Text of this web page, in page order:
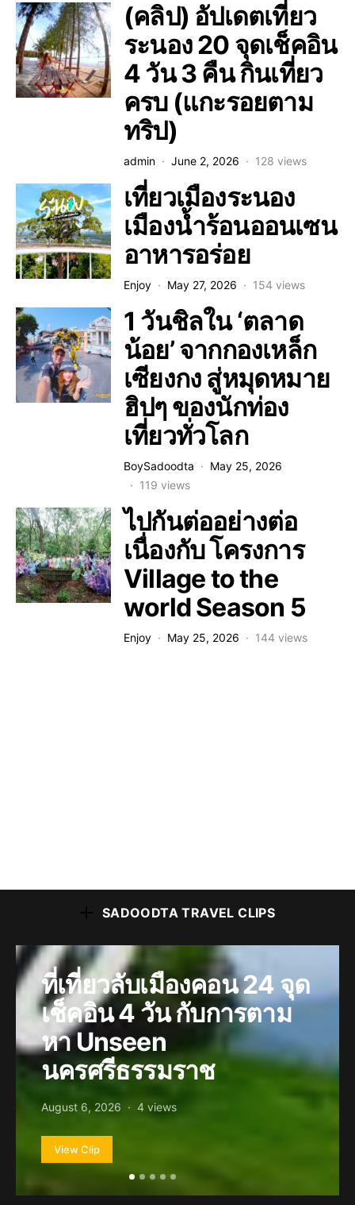
(คลิป) อัปเดตเที่ยว
ระนอง 20 จุดเช็คอิน
4 วัน 3 คืน กินเที่ยว
ครบ (แกะรอยตาม
ทริป)
admin June 2, 2026 128 views
เที่ยวเมืองระนอง
เมืองน้ำร้อนออนเซน
อาหารอร่อย
Enjoy May 27, 2026 154 views
1 วันชิลใน ‘ตลาด
น้อย’ จากกองเหล็ก
เซียงกง สู่หมุดหมาย
ฮิปๆ ของนักท่อง
เที่ยวทั่วโลก
BoySadoodta
May 25, 2026
119 views
ไปกันต่ออย่างต่อ
เนื่องกับ โครงการ
Village to the
world Season 5
Enjoy May 25, 2026 144 views
SADOODTA TRAVEL CLIPS
ที่เที่ยวลับเมืองคอน 24 จุด
เช็คอิน 4 วัน กับการตาม
หา Unseen
นครศรีธรรมราช
August 6, 2026 4 views
View Clip